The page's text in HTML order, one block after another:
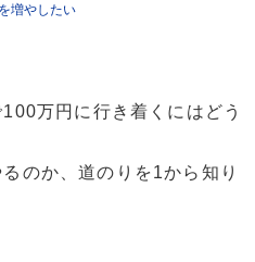
増やしたい
万円に行き着くにはどう
のか、道のりを1から知り